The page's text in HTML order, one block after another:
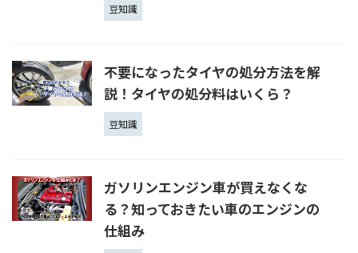
豆知識
不要になったタイヤの処分方法を解
説！タイヤの処分料はいくら？
豆知識
ガソリンエンジン車が買えなくな
る？知っておきたい車のエンジンの
仕組み